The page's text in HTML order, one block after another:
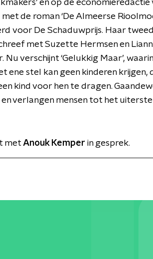
en op de economieredactie
de roman ‘De Almeerse
voor De Schaduwprijs. Haar
met Suzette Hermsen en
Nu verschijnt ‘Gelukkig Maar’,
ene stel kan geen kinderen krijgen,
kind voor hen te dragen.
verlangen mensen tot het
met Anouk Kemper in gesprek.